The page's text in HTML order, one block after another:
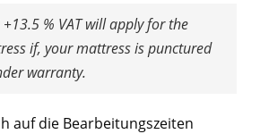
% VAT will apply for the
if, your mattress is punctured
warranty.
auf die Bearbeitungszeiten